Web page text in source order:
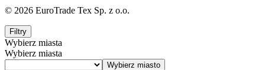
© 2026 EuroTrade Tex Sp. z o.o.
Filtry
Wybierz miasta
Wybierz miasta